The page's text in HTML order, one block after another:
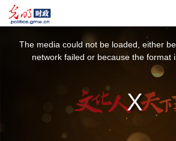
The media could not be loaded, either
network failed or because the format